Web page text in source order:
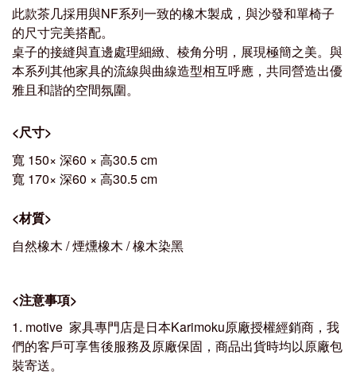
此款茶几採用與NF系列一致的橡木製成，與沙發和單椅子
的尺寸完美搭配。
桌子的接縫與直邊處理細緻、棱角分明，展現極簡之美。與
本系列其他家具的流線與曲線造型相互呼應，共同營造出優
雅且和諧的空間氛圍。
<尺寸>
寬 150× 深60 × 高30.5 cm
寬 170× 深60 × 高30.5 cm
<材質>
自然橡木 / 煙燻橡木 / 橡木染黑
<注意事項>
1. motive 家具專門店是日本Karimoku原廠授權經銷商，我
們的客戶可享售後服務及原廠保固，商品出貨時均以原廠包
裝寄送。